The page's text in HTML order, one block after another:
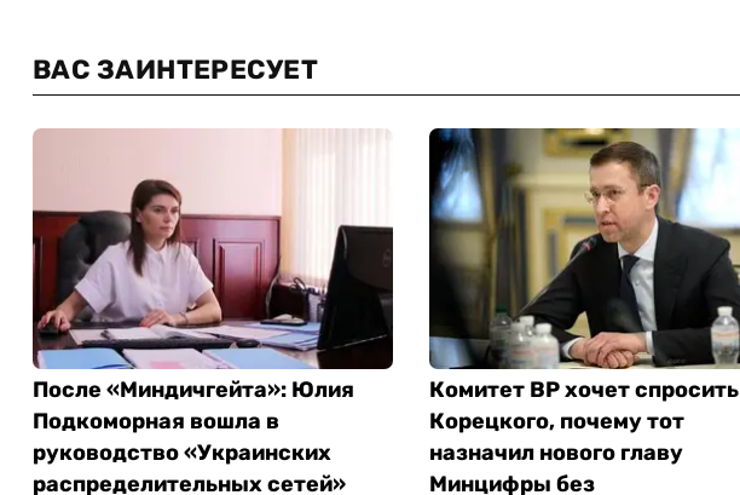
ВАС ЗАИНТЕРЕСУЕТ
После «Миндичгейта»: Юлия
Подкоморная вошла в
руководство «Украинских
распределительных сетей»
Комитет ВР хочет спросить
Корецкого, почему тот
назначил нового главу
Минцифры без